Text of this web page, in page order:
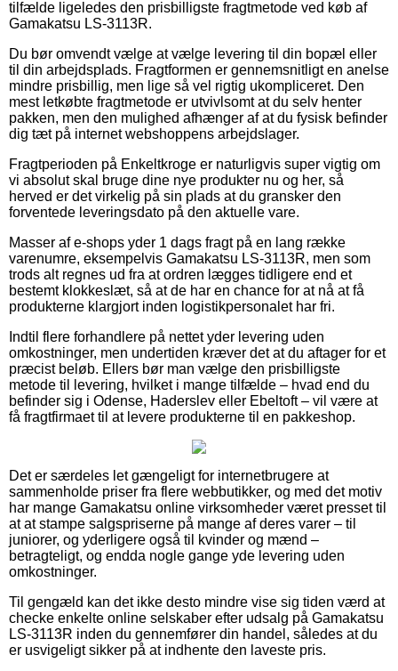
tilfælde ligeledes den prisbilligste fragtmetode ved køb af
Gamakatsu LS-3113R.
Du bør omvendt vælge at vælge levering til din bopæl eller
til din arbejdsplads. Fragtformen er gennemsnitligt en anelse
mindre prisbillig, men lige så vel rigtig ukompliceret. Den
mest letkøbte fragtmetode er utvivlsomt at du selv henter
pakken, men den mulighed afhænger af at du fysisk befinder
dig tæt på internet webshoppens arbejdslager.
Fragtperioden på Enkeltkroge er naturligvis super vigtig om
vi absolut skal bruge dine nye produkter nu og her, så
herved er det virkelig på sin plads at du gransker den
forventede leveringsdato på den aktuelle vare.
Masser af e-shops yder 1 dags fragt på en lang række
varenumre, eksempelvis Gamakatsu LS-3113R, men som
trods alt regnes ud fra at ordren lægges tidligere end et
bestemt klokkeslæt, så at de har en chance for at nå at få
produkterne klargjort inden logistikpersonalet har fri.
Indtil flere forhandlere på nettet yder levering uden
omkostninger, men undertiden kræver det at du aftager for et
præcist beløb. Ellers bør man vælge den prisbilligste
metode til levering, hvilket i mange tilfælde – hvad end du
befinder sig i Odense, Haderslev eller Ebeltoft – vil være at
få fragtfirmaet til at levere produkterne til en pakkeshop.
Det er særdeles let gængeligt for internetbrugere at
sammenholde priser fra flere webbutikker, og med det motiv
har mange Gamakatsu online virksomheder været presset til
at at stampe salgspriserne på mange af deres varer – til
juniorer, og yderligere også til kvinder og mænd –
betragteligt, og endda nogle gange yde levering uden
omkostninger.
Til gengæld kan det ikke desto mindre vise sig tiden værd at
checke enkelte online selskaber efter udsalg på Gamakatsu
LS-3113R inden du gennemfører din handel, således at du
er usvigeligt sikker på at indhente den laveste pris.